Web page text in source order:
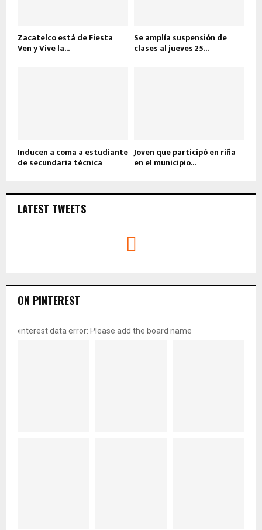
Zacatelco está de Fiesta
Ven y Vive la...
Se amplía suspensión de
clases al jueves 25...
Inducen a coma a estudiante
de secundaria técnica
Joven que participó en riña
en el municipio...
LATEST TWEETS
ON PINTEREST
pinterest data error: Please add the board name